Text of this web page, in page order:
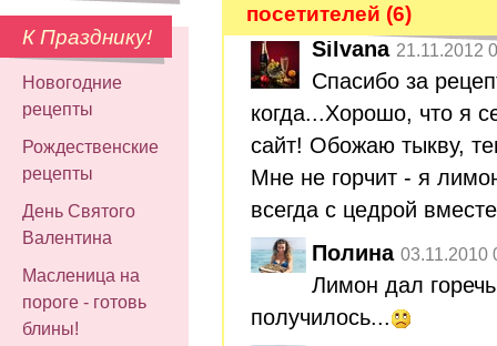
К Празднику!
Новогодние
рецепты
Рождественские
рецепты
День Святого
Валентина
Масленица на
пороге - готовь
блины!
посетителей (6)
Silvana 21.11.2012
Спасибо за
когда...Хорошо, что я
сайт! Обожаю тыкву,
Мне не горчит - я
всегда с цедрой
Полина 03.11.2010
Лимон дал
получилось...